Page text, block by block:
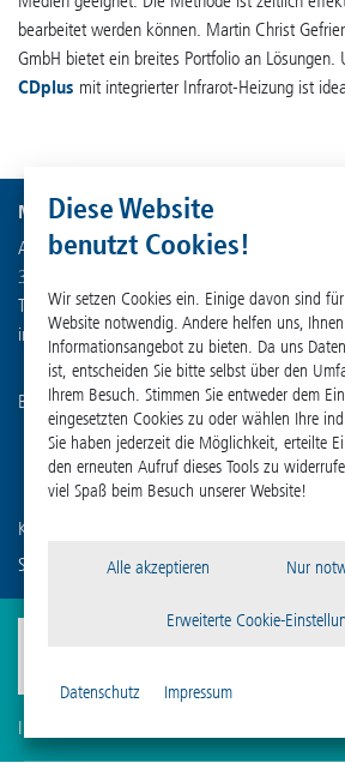
bearbeitet werden können. Martin Christ
GmbH bietet ein breites Portfolio an Lösungen.
CDplus mit integrierter Infrarot-Heizung ist
Martin Christ Gefriertrocknungsanlagen
An der Unteren Söse 50
37520 Osterode am Harz
Tel. +49 (0) 55 22 50 07-0
info
@martinchrist.de
Besuchen Sie unsere weiteren Kanäle:
Kennen Sie schon unser Schwesterunternehmen?
Sigma Laborzentrifugen GmbH
Impressum
Diese Website
benutzt Cookies!
Wir setzen Cookies ein. Einige davon sind
Website notwendig. Andere helfen uns,
Informationsangebot zu bieten. Da uns
ist, entscheiden Sie bitte selbst über den
Ihrem Besuch. Stimmen Sie entweder dem
eingesetzten Cookies zu oder wählen Ihre
Sie haben jederzeit die Möglichkeit, erteilte
den erneuten Aufruf dieses Tools zu
viel Spaß beim Besuch unserer Website!
Alle akzeptieren Nur
Erweiterte Cookie-
Datenschutz Impressum